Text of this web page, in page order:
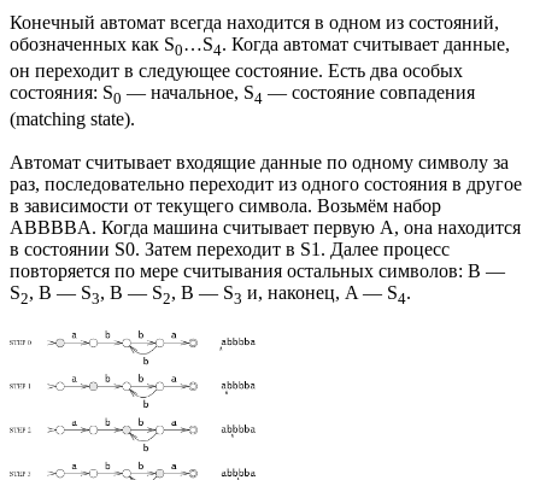
Конечный автомат всегда находится в одном из состояний,
обозначенных как S0…S4. Когда автомат считывает данные,
он переходит в следующее состояние. Есть два особых
состояния: S0 — начальное, S4 — состояние совпадения
(matching state).
Автомат считывает входящие данные по одному символу за
раз, последовательно переходит из одного состояния в другое
в зависимости от текущего символа. Возьмём набор
ABBBBA. Когда машина считывает первую A, она находится
в состоянии S0. Затем переходит в S1. Далее процесс
повторяется по мере считывания остальных символов: B —
S2, B — S3, B — S2, B — S3 и, наконец, A — S4.